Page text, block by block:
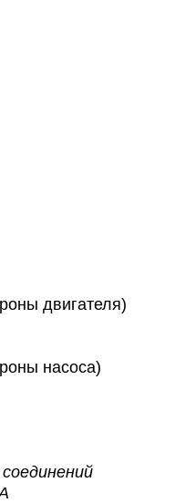
двигателя)
насоса)